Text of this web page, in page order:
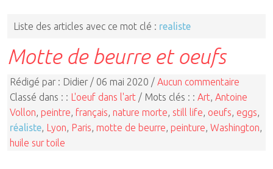
Liste des articles avec ce mot clé : realiste
Motte de beurre et oeufs
Rédigé par : Didier / 06 mai 2020 / Aucun commentaire
Classé dans : : L'oeuf dans l'art / Mots clés : : Art Antoine
Vollon peintre français nature morte still life oeufs eggs
réaliste Lyon Paris motte de beurre peinture Washington
huile sur toile